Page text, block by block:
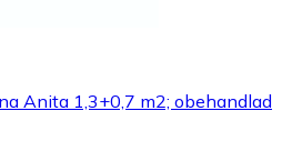
Anita 1,3+0,7 m2; obehandlad